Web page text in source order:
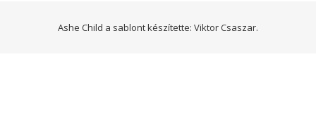
Ashe Child a sablont készítette: Viktor Csaszar.